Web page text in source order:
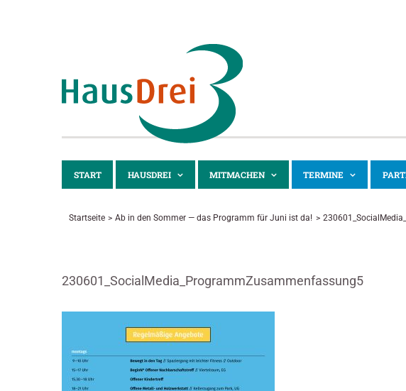
START HAUSDREI MITMACHEN TERMINE
Startseite Ab in den Sommer — das Programm für Juni ist da!
230601_SocialMedia_ProgrammZusammenfassung5